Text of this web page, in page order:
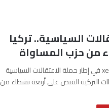
السياسية.. تركيا
آفرين علو ـ xeber24.net في إطار حملة الاعتقالات السياسية
التركية القبض على أربعة نشطاء من